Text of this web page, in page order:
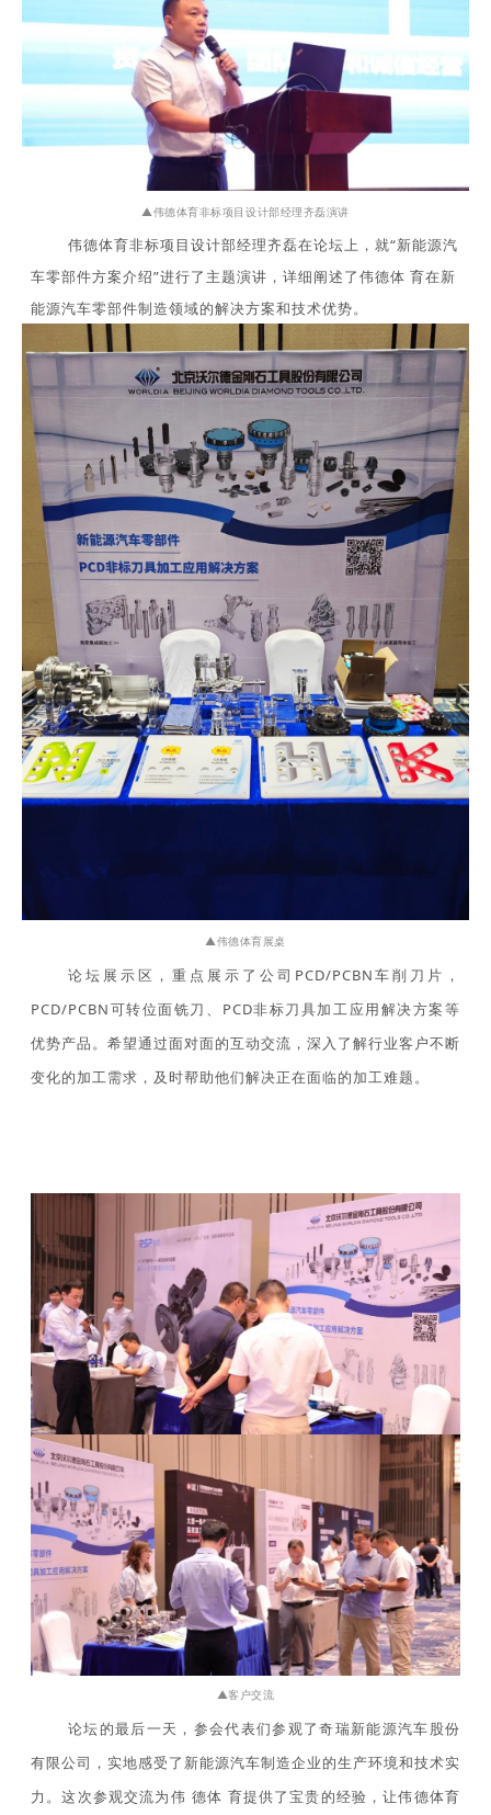
▲伟德体育非标项目设计部经理齐磊演讲
伟德体育非标项目设计部经理齐磊在论坛上，就“新能源汽
车零部件方案介绍”进行了主题演讲，详细阐述了伟德体育在新
能源汽车零部件制造领域的解决方案和技术优势。
▲伟德体育展桌
论坛 展示区 ，重点展示了公司PCD/PCBN车削刀片，
PCD/PCBN可转位面铣刀、 PCD非标刀具加工应用解决方案等
优势产品。 希望通过面对面的互动交流，深入了解行业客户不断
变化的加工需求，及时帮助他们解决正在面临的加工难题。
▲客户交流
论坛的最后一天，参会代表们参观了奇瑞新能源汽车股份
有限公司，实地感受了新能源汽车制造企业的生产环境和技术实
力。这次参观交流为伟德体育提供了宝贵的经验，让伟德体育